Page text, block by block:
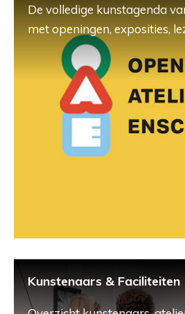
De volledige kunstagenda
met openingen, exposities,
Kunstenaars & Faciliteiten